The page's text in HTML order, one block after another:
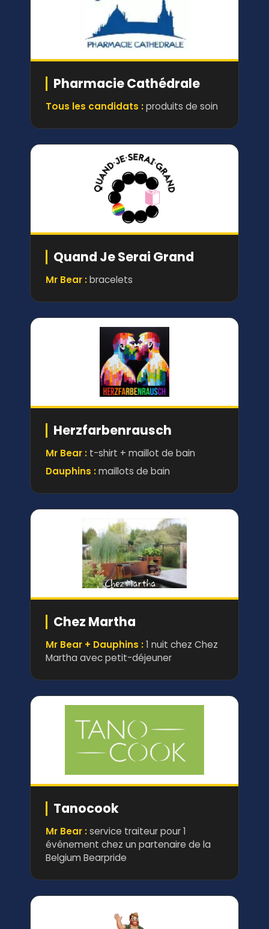
Pharmacie Cathédrale
Tous les candidats :produits de soin
Quand Je Serai Grand
Mr Bear :bracelets
Herzfarbenrausch
Mr Bear : t-shirt + maillot de bain
Dauphins :maillots de bain
Chez Martha
Mr Bear + Dauphins :1 nuit chez Chez
Martha avec petit-déjeuner
Tanocook
Mr Bear :service traiteur pour 1
événement chez un partenaire de la
Belgium Bearpride